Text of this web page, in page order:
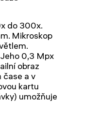
do 300x.
Mikroskop
0,3 Mpx
obraz
čase a v
kartu
umožňuje